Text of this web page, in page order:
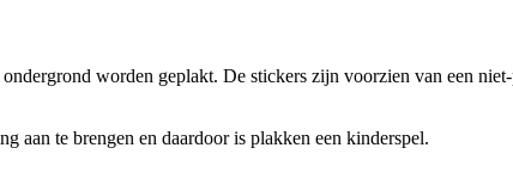
worden geplakt. De stickers zijn voorzien van een
aan te brengen en daardoor is plakken een kinderspel.